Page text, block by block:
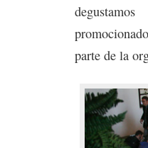
parte de la